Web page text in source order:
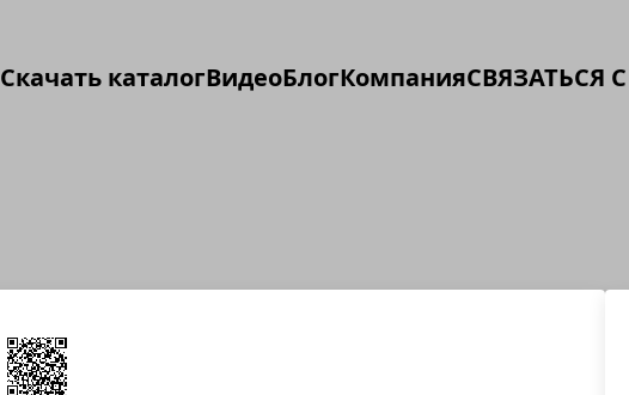
Скачать каталогВидеоБлогКомпанияСВЯЗАТЬСЯ